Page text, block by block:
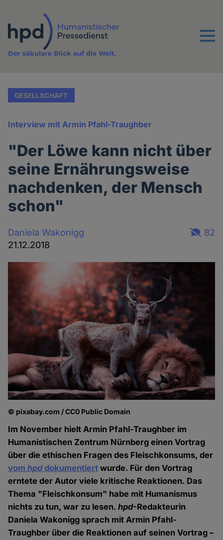
Inhalt
Menu
Der säkulare Blick auf die Welt.
GESELLSCHAFT
Interview mit Armin Pfahl-Traughber
"Der Löwe kann nicht über
seine Ernährungsweise
nachdenken, der Mensch
schon"
Daniela Wakonigg
21.12.2018
82
© pixabay.com / CC0 Public Domain
Im November hielt Armin Pfahl-Traughber im
Humanistischen Zentrum Nürnberg einen Vortrag
über die ethischen Fragen des Fleischkonsums, der
vomhpddokumentiert wurde. Für den Vortrag
erntete der Autor viele kritische Reaktionen. Das
Thema "Fleischkonsum" habe mit Humanismus
nichts zu tun, war zu lesen.hpd-Redakteurin
Daniela Wakonigg sprach mit Armin Pfahl-
Traughber über die Reaktionen auf seinen Vortrag –